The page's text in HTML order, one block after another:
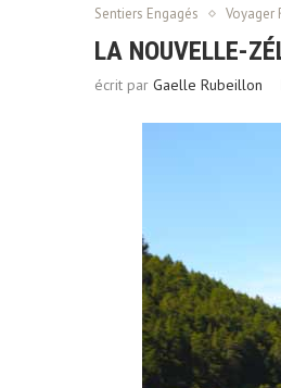
Sentiers Engagés Voyager
LA NOUVELLE-
écrit par Gaelle Rubeillon